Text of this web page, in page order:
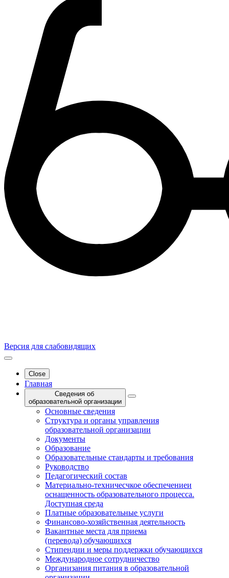
Версия для слабовидящих
Close
Главная
Сведения об
образовательной организации
Основные сведения
Структура и органы управления
образовательной организации
Документы
Образование
Образовательные стандарты и требования
Руководство
Педагогический состав
Материально-техничесчкое обеспечениеи
оснащенность образовательного процесса.
Доступная среда
Платные образовательные услуги
Финансово-хозяйственная деятельность
Вакантные места для приема
(перевода) обучающихся
Стипендии и меры поддержки обучающихся
Международное сотрудничество
Организания питания в образовательной